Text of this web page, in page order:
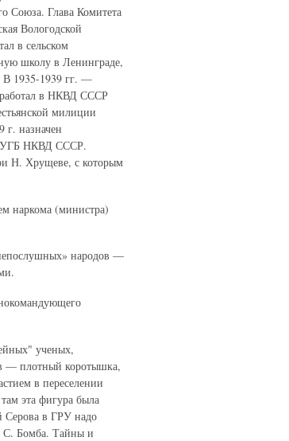
Союза. Глава Комитета
Вологодской
в сельском
школу в Ленинграде,
В 1935-1939 гг. —
в НКВД СССР
милиции
назначен
ГУГБ НКВД СССР.
Н. Хрущеве, с которым
наркома (министра)
народов —
ученых,
— плотный коротышка,
в переселении
эта фигура была
Серова в ГРУ надо
С. Бомба. Тайны и